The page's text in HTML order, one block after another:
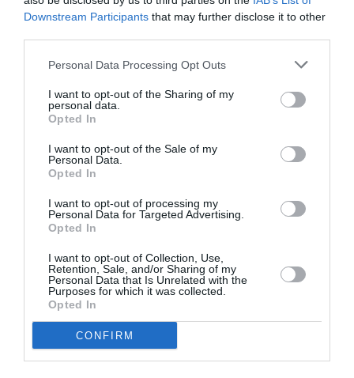
Downstream Participants that may further disclose it to other
Personal Data Processing Opt Outs
I want to opt-out of the Sharing of my
personal data.
Opted In
I want to opt-out of the Sale of my
Personal Data.
Opted In
I want to opt-out of processing my
Personal Data for Targeted Advertising.
Opted In
I want to opt-out of Collection, Use,
Retention, Sale, and/or Sharing of my
Personal Data that Is Unrelated with the
Purposes for which it was collected.
Opted In
CONFIRM
Σχεδιασμός Ανάπτυξη & Υλοποίηση
Για τους λάτρεις της εικόνας και τους οπαδούς της
Σχεδιασμός & υλοποίηση ιστοσελίδων